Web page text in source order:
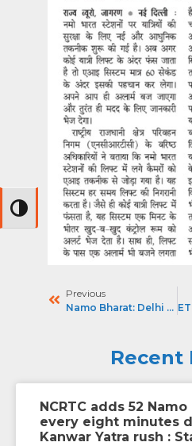
Toggle High Contrast
Previous
Namo Bharat: Delhi से Haridwar-Rishikesh तक दौड़ेगी, 3 घंटे का सफर, Route, Fare जानिए |SB2
Recent
NCRTC adds 52
every eight minutes
Kanwar Yatra rush :